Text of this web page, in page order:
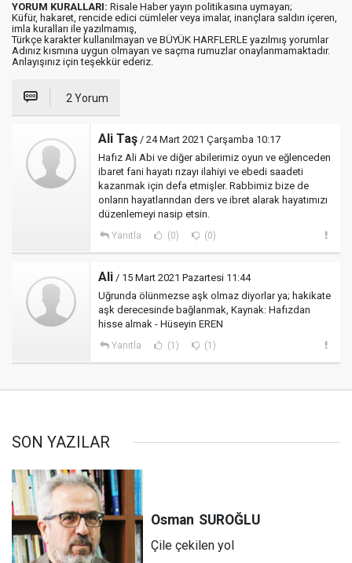
YORUM KURALLARI: Risale Haber yayın politikasına uymayan;
Küfür, hakaret, rencide edici cümleler veya imalar, inançlara saldırı içeren,
imla kuralları ile yazılmamış,
Türkçe karakter kullanılmayan ve BÜYÜK HARFLERLE yazılmış yorumlar
Adınız kısmına uygun olmayan ve saçma rumuzlar onaylanmamaktadır.
Anlayışınız için teşekkür ederiz.
2 Yorum
Ali Taş / 24 Mart 2021 Çarşamba 10:17
Hafız Ali Abi ve diğer abilerimiz oyun ve eğlenceden
ibaret fani hayatı rızayı ilahiyi ve ebedi saadeti
kazanmak için defa etmişler. Rabbimiz bize de
onların hayatlarından ders ve ibret alarak hayatımızı
düzenlemeyi nasip etsin.
Yanıtla (0) (0)
Ali / 15 Mart 2021 Pazartesi 11:44
Uğrunda ölünmezse aşk olmaz diyorlar ya; hakikate
aşk derecesinde bağlanmak, Kaynak: Hafızdan
hisse almak - Hüseyin EREN
Yanıtla (1) (1)
SON YAZILAR
Osman SUROĞLU
Çile çekilen yol